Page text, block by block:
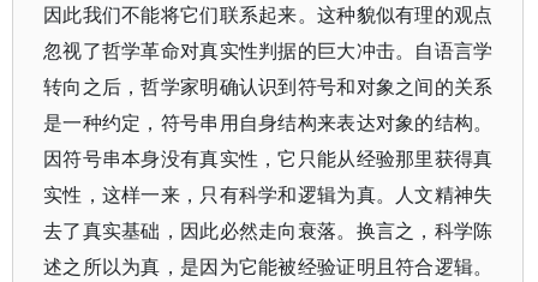
因此我们不能将它们联系起来。这种貌似有理的观点
忽视了哲学革命对真实性判据的巨大冲击。自语言学
转向之后，哲学家明确认识到符号和对象之间的关系
是一种约定，符号串用自身结构来表达对象的结构。
因符号串本身没有真实性，它只能从经验那里获得真
实性，这样一来，只有科学和逻辑为真。人文精神失
去了真实基础，因此必然走向衰落。换言之，科学陈
述之所以为真，是因为它能被经验证明且符合逻辑。